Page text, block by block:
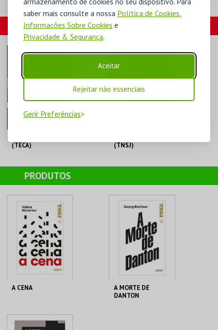
saber mais consulte a nossa Política de Cookies
Informações Sobre Cookies e
Privacidade & Segurança.
Aceitar
Rejeitar não essenciais
Gerir Preferências
MORTON FELDMAN
MOSTEIRO S. BENTO
CARTÕES
(TECA)
SÃO JOÃO
AQUISIÇÃO
COMPRAR
(TNSJ)
SÃO JOÃO
MAIS INFO
COMPRAR
PRODUTOS
A CENA
SÃO JOÃO
A MORTE DE
DANTON